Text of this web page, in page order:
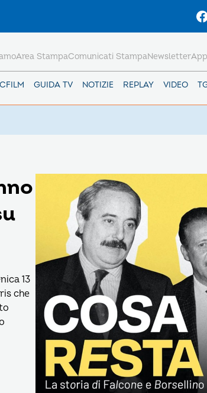
GUIDA TV NOTIZIE REPLAY VIDEO
Area StampaComunicati StampaNewsletterApp
13
che